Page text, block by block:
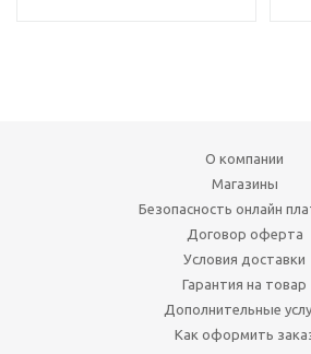
О компании
Магазины
Безопасность онлайн
Договор оферта
Условия доставки
Гарантия на товар
Дополнительные
Как оформить